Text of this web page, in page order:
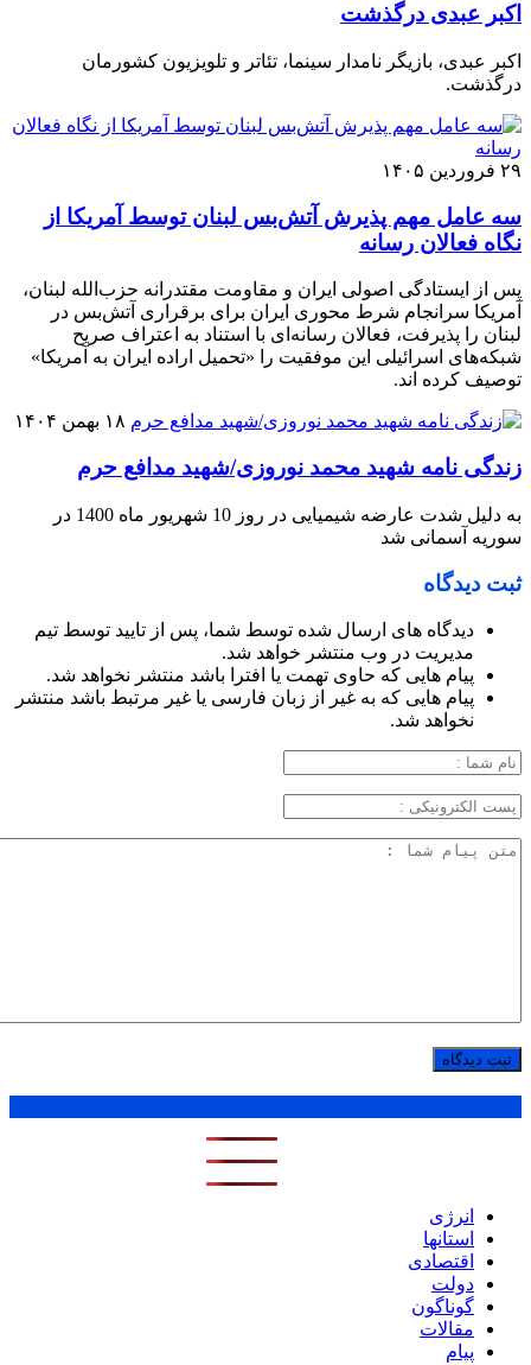
اکبر عبدی درگذشت
اکبر عبدی، بازیگر نامدار سینما، تئاتر و تلویزیون کشورمان
درگذشت.
۲۹ فروردین ۱۴۰۵
سه عامل مهم پذیرش آتش‌بس لبنان توسط آمریکا از
نگاه فعالان رسانه
پس از ایستادگی اصولی ایران و مقاومت مقتدرانه حزب‌الله لبنان،
آمریکا سرانجام شرط محوری ایران برای برقراری آتش‌بس در
لبنان را پذیرفت، فعالان رسانه‌ای با استناد به اعتراف صریح
شبکه‌های اسرائیلی این موفقیت را «تحمیل اراده ایران به آمریکا»
توصیف کرده اند.
۱۸ بهمن ۱۴۰۴
زندگی نامه شهید محمد نوروزی/شهید مدافع حرم
به دلیل شدت عارضه شیمیایی در روز 10 شهریور ماه 1400 در
سوریه آسمانی شد
ثبت دیدگاه
دیدگاه های ارسال شده توسط شما، پس از تایید توسط تیم
مدیریت در وب منتشر خواهد شد.
پیام هایی که حاوی تهمت یا افترا باشد منتشر نخواهد شد.
پیام هایی که به غیر از زبان فارسی یا غیر مرتبط باشد منتشر
نخواهد شد.
انرژی
استانها
اقتصادی
دولت
گوناگون
مقالات
پیام